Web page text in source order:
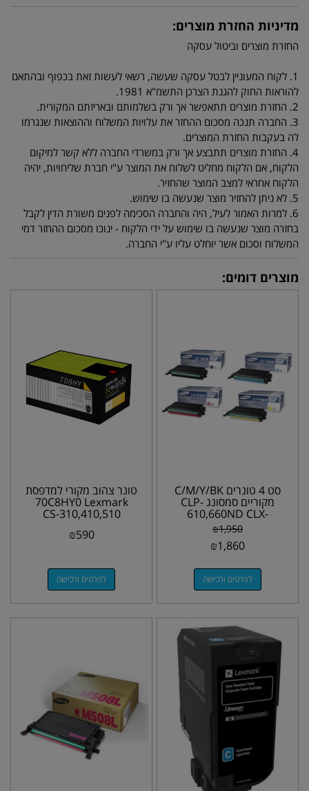
מדיניות החזרת מוצרים:
החזרת מוצרים וביטול עסקה
1. לקוח המעוניין לבטל עסקה שעשה, רשאי לעשות זאת בכפוף ובהתאם
להוראות החוק להגנת הצרכן התשמ"א 1981.
2. החזרת מוצרים תתאפשר אך ורק בשלמותם ובאריזתם המקורית.
3. החברה תנכה מסכום ההחזר את עלויות המשלוח וההוצאות שנגרמו
לה בעקבות החזרת המוצרים.
4. החזרת מוצרים תתבצע אך ורק במשרדי החברה ללא קשר למיקום
הלקוח, אם הלקוח מחליט לשלוח את המוצר ע"י חברת שליחויות, יהיה
הלקוח אחראי למצב המוצר שהחזיר.
5. לא ניתן להחזיר מוצר שנעשה בו שימוש.
6. למרות האמור לעיל, היה והחברה הסכימה לפנים משורת הדין לקבל
בחזרה מוצר שנעשה בו שימוש על ידי הלקוח - ינוכו מסכום ההחזר דמי
המשלוח וסכום אשר יוחלט עליו ע"י החברה.
מוצרים דומים:
סט 4 טונרים C/M/Y/BK
מקוריים סמסונג CLP-
610,660ND CLX-
6210,6240FX
₪1,950
₪1,860
לפרטים ורכישה
טונר צהוב מקורי למדפסת
70C8HY0 Lexmark
CS-310,410,510
₪590
לפרטים ורכישה